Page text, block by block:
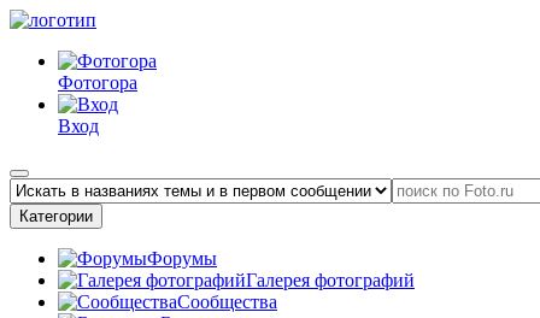
Фотогора
Вход
Категории
Форумы
Галерея фотографий
Сообщества